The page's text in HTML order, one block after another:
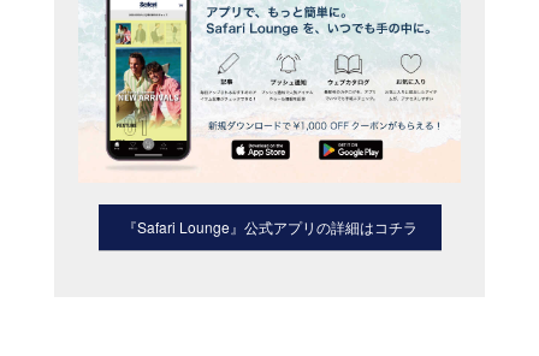
『Safari Lounge』公式アプリの詳細はコチラ